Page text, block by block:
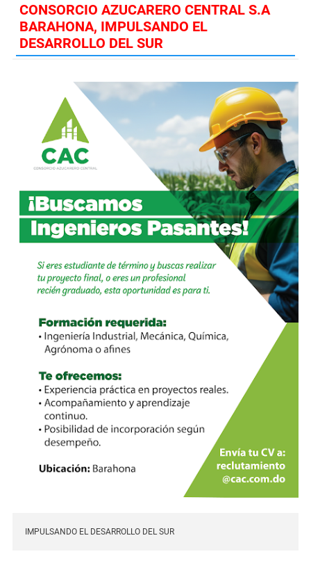
CONSORCIO AZUCARERO CENTRAL S.A
BARAHONA, IMPULSANDO EL
DESARROLLO DEL SUR
IMPULSANDO EL DESARROLLO DEL SUR